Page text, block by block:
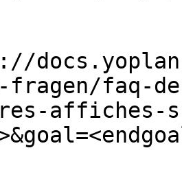
faq-
affiches-